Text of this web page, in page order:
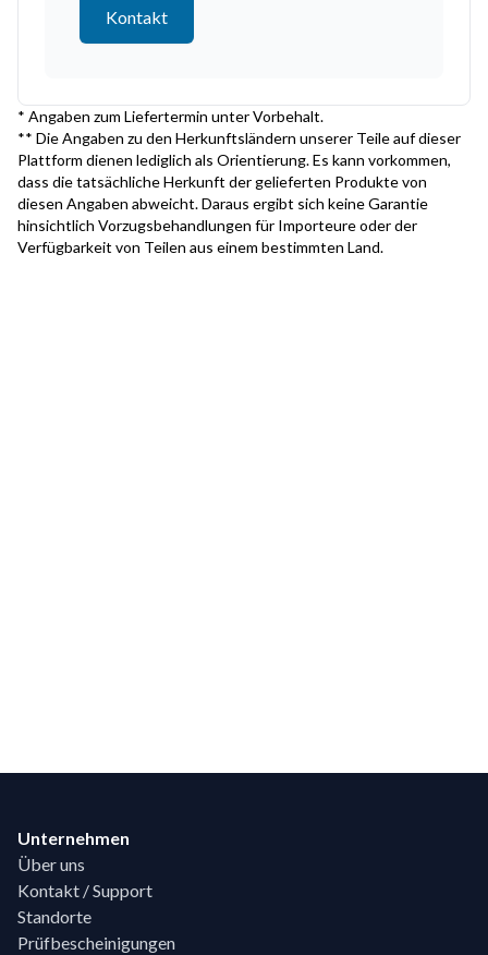
Kontakt
* Angaben zum Liefertermin unter Vorbehalt.
** Die Angaben zu den Herkunftsländern unserer Teile auf dieser
Plattform dienen lediglich als Orientierung. Es kann vorkommen,
dass die tatsächliche Herkunft der gelieferten Produkte von
diesen Angaben abweicht. Daraus ergibt sich keine Garantie
hinsichtlich Vorzugsbehandlungen für Importeure oder der
Verfügbarkeit von Teilen aus einem bestimmten Land.
Unternehmen
Über uns
Kontakt / Support
Standorte
Prüfbescheinigungen